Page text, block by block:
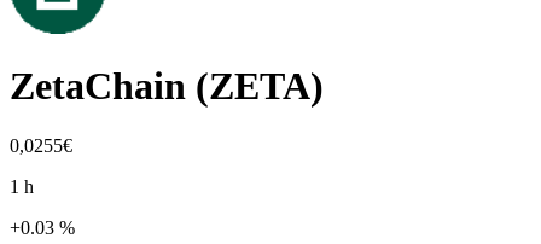
ZetaChain (ZETA)
0,0255€
1 h
+0.03 %